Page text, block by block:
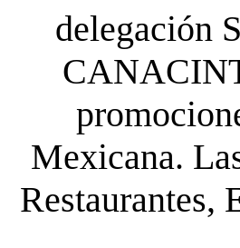
delegación
Mexicana.
Restaurantes,